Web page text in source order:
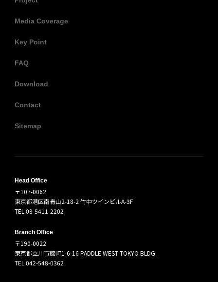
Media Coverage
Key Point
FAQ
Download
Contact
Sitemap
Head Office
〒107-0062
東京都港区南青山2-18-2 竹中ツインビルA-3F
TEL.03-5411-2202
Branch Office
〒190-0022
東京都立川市錦町1-6-16 PADDLE WEST TOKYO BLDG.
TEL.042-548-0362